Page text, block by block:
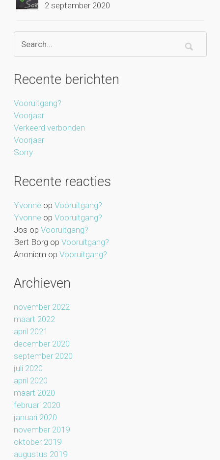
2 september 2020
Recente berichten
Vooruitgang?
Voorjaar
Verkeerd verbonden
Voorjaar
Sorry
Recente reacties
Yvonne op Vooruitgang?
Yvonne op Vooruitgang?
Jos op Vooruitgang?
Bert Borg op Vooruitgang?
Anoniem op Vooruitgang?
Archieven
november 2022
maart 2022
april 2021
december 2020
september 2020
juli 2020
april 2020
maart 2020
februari 2020
januari 2020
november 2019
oktober 2019
augustus 2019